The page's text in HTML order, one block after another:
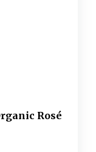
Rosé